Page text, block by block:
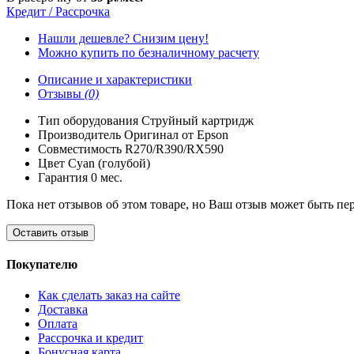
Кредит / Рассрочка
Нашли дешевле? Снизим цену!
Можно купить по безналичному расчету
Описание и характеристики
Отзывы (0)
Тип оборудования Струйный картридж
Производитель Оригинал от Epson
Совместимость R270/R390/RX590
Цвет Cyan (голубой)
Гарантия 0 мес.
Пока нет отзывов об этом товаре, но Ваш отзыв может быть
Оставить отзыв
Покупателю
Как сделать заказ на сайте
Доставка
Оплата
Рассрочка и кредит